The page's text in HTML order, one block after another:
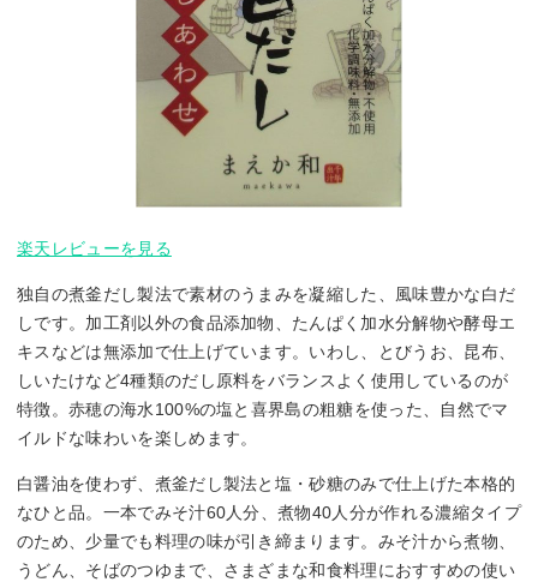
楽天レビューを見る
独自の煮釜だし製法で素材のうまみを凝縮した、風味豊かな白だ
しです。加工剤以外の食品添加物、たんぱく加水分解物や酵母エ
キスなどは無添加で仕上げています。いわし、とびうお、昆布、
しいたけなど4種類のだし原料をバランスよく使用しているのが
特徴。赤穂の海水100%の塩と喜界島の粗糖を使った、自然でマ
イルドな味わいを楽しめます。
白醤油を使わず、煮釜だし製法と塩・砂糖のみで仕上げた本格的
なひと品。一本でみそ汁60人分、煮物40人分が作れる濃縮タイプ
のため、少量でも料理の味が引き締まります。みそ汁から煮物、
うどん、そばのつゆまで、さまざまな和食料理におすすめの使い